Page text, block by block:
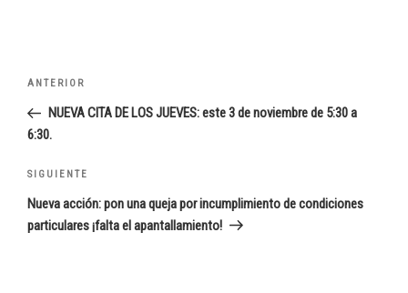
Navegación
entradas
Entrada
anterior:
ANTERIOR
NUEVA CITA DE LOS JUEVES: este 3 de noviembre de 5:30 a
6:30.
Siguiente
entrada
SIGUIENTE
Nueva acción: pon una queja por incumplimiento de condiciones
particulares ¡falta el apantallamiento!